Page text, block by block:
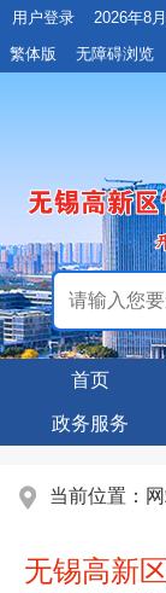
用户登录
2026年8
繁体版
无障碍浏览
首页
政务服务
当前位置：
无锡高新